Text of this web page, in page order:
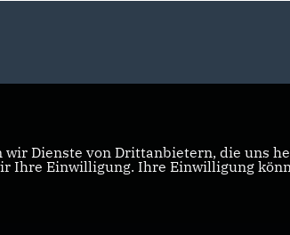
wir Dienste von Drittanbietern, die uns
Ihre Einwilligung. Ihre Einwilligung